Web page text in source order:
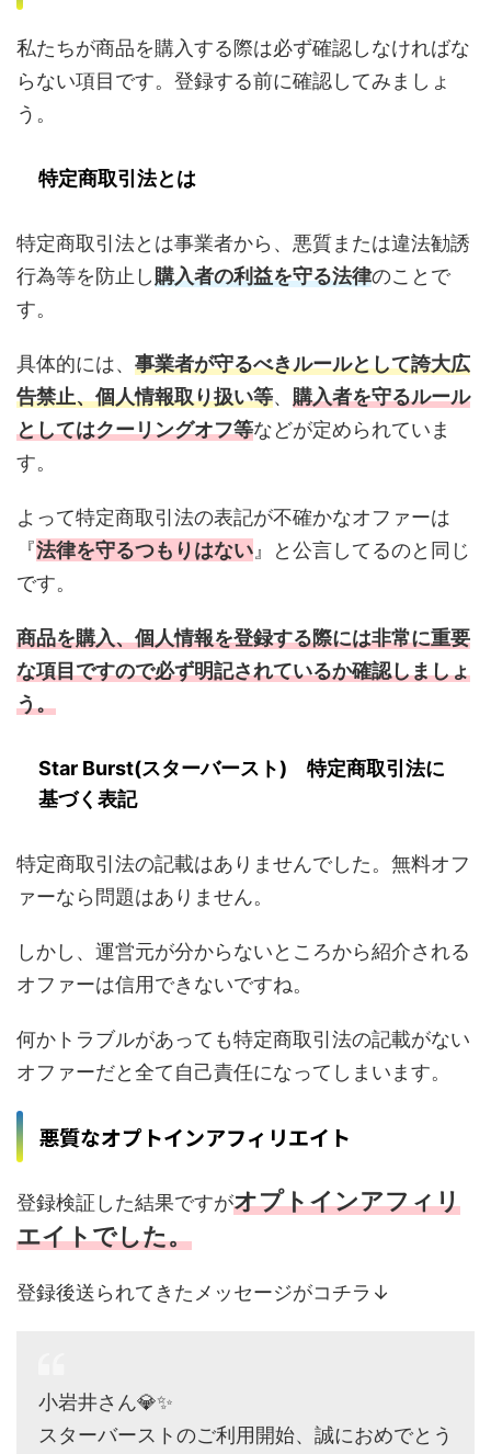
私たちが商品を購入する際は必ず確認しなければな
らない項目です。登録する前に確認してみましょ
う。
特定商取引法とは
特定商取引法とは事業者から、悪質または違法勧誘
行為等を防止し購入者の利益を守る法律のことで
す。
具体的には、 事業者が守るべきルールとして誇大広
告禁止、個人情報取り扱い等、 購入者を守るルール
としてはクーリングオフ等などが定められていま
す。
よって特定商取引法の表記が不確かなオファーは
『法律を守るつもりはない 』と公言してるのと同じ
です。
商品を購入、個人情報を登録する際には非常に重要
な項目ですので必ず明記されているか確認しましょ
う。
Star Burst(スターバースト) 特定商取引法に
基づく表記
特定商取引法の記載はありませんでした。無料オフ
ァーなら問題はありません。
しかし、運営元が分からないところから紹介される
オファーは信用できないですね。
何かトラブルがあっても特定商取引法の記載がない
オファーだと全て自己責任になってしまいます。
悪質なオプトインアフィリエイト
登録検証した結果ですがオプトインアフィリ
エイトでした。
登録後送られてきたメッセージがコチラ↓
小岩井さん💎✨
スターバーストのご利用開始、誠におめでとう